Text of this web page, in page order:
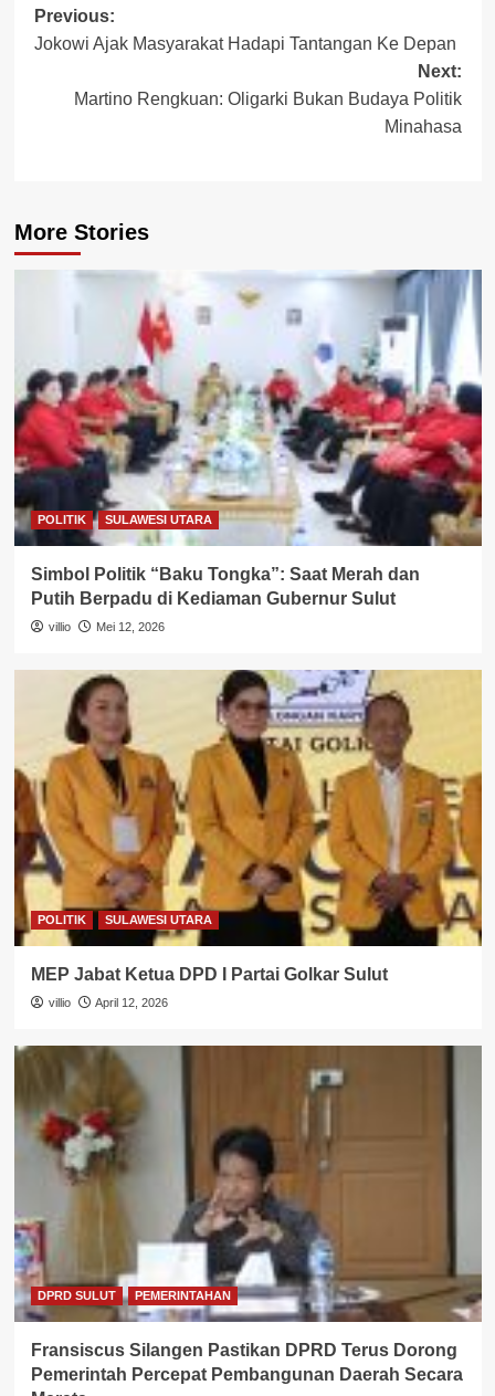
Post
navigation
Previous:
Jokowi Ajak Masyarakat Hadapi Tantangan Ke Depan
Next:
Martino Rengkuan: Oligarki Bukan Budaya Politik
Minahasa
More Stories
POLITIK SULAWESI UTARA
Simbol Politik “Baku Tongka”: Saat Merah dan
Putih Berpadu di Kediaman Gubernur Sulut
villio Mei 12, 2026
POLITIK SULAWESI UTARA
MEP Jabat Ketua DPD I Partai Golkar Sulut
villio April 12, 2026
DPRD SULUT PEMERINTAHAN
Fransiscus Silangen Pastikan DPRD Terus Dorong
Pemerintah Percepat Pembangunan Daerah Secara